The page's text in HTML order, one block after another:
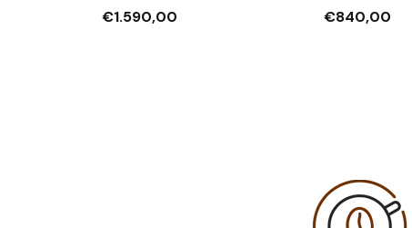
€1.590,00 €840,00